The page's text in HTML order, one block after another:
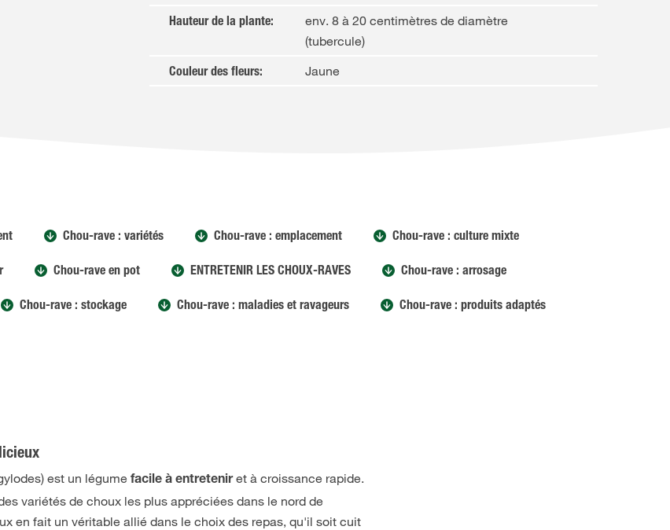
Hauteur de la plante:
env. 8 à 20 centimètres de diamètre
(tubercule)
Couleur des fleurs: Jaune
Chou-rave : variétés Chou-rave : emplacement Chou-rave : culture mixte
Chou-rave en pot ENTRETENIR LES CHOUX-RAVES Chou-rave : arrosage
Chou-rave : stockage Chou-rave : maladies et ravageurs Chou-rave : produits adaptés
est un légumefacile à entreteniret à croissance rapide.
variétés de choux les plus appréciées dans le nord de
en fait un véritable allié dans le choix des repas, qu'il soit cuit